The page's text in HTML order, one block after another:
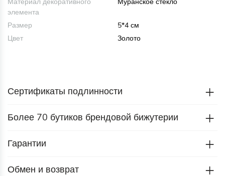
элемента
Размер
5*4 см
Цвет
Золото
Сертификаты подлинности
Более 70 бутиков брендовой бижутерии
Гарантии
Обмен и возврат